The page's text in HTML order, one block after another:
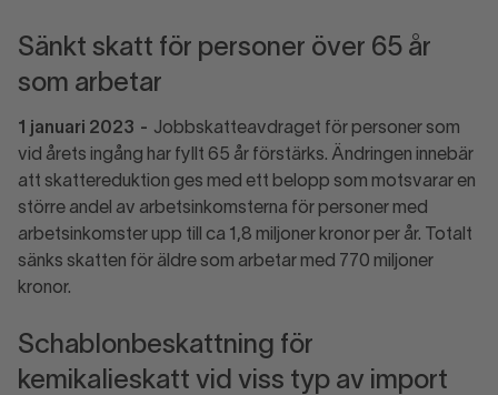
Sänkt skatt för personer över 65 år
som arbetar
1 januari 2023 - Jobbskatteavdraget för personer som
vid årets ingång har fyllt 65 år förstärks. Ändringen innebär
att skattereduktion ges med ett belopp som motsvarar en
större andel av arbetsinkomsterna för personer med
arbetsinkomster upp till ca 1,8 miljoner kronor per år. Totalt
sänks skatten för äldre som arbetar med 770 miljoner
kronor.
Schablonbeskattning för
kemikalieskatt vid viss typ av import